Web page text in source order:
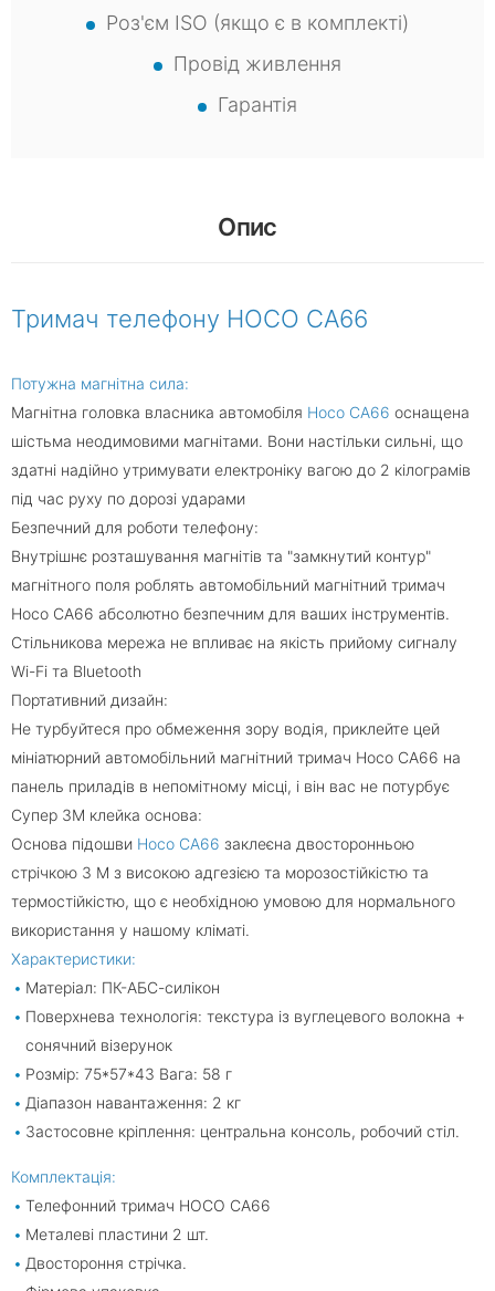
Роз'єм ISO (якщо є в комплекті)
Провід живлення
Гарантія
Опис
Тримач телефону HOCO CA66
Потужна магнітна сила:
Магнітна головка власника автомобіля Hoco CA66 оснащена
шістьма неодимовими магнітами. Вони настільки сильні, що
здатні надійно утримувати електроніку вагою до 2 кілограмів
під час руху по дорозі ударами
Безпечний для роботи телефону:
Внутрішнє розташування магнітів та "замкнутий контур"
магнітного поля роблять автомобільний магнітний тримач
Hoco CA66 абсолютно безпечним для ваших інструментів.
Стільникова мережа не впливає на якість прийому сигналу
Wi-Fi та Bluetooth
Портативний дизайн:
Не турбуйтеся про обмеження зору водія, приклейте цей
мініатюрний автомобільний магнітний тримач Hoco CA66 на
панель приладів в непомітному місці, і він вас не потурбує
Супер 3М клейка основа:
Основа підошви Hoco CA66 заклеєна двосторонньою
стрічкою 3 М з високою адгезією та морозостійкістю та
термостійкістю, що є необхідною умовою для нормального
використання у нашому кліматі.
Характеристики:
Матеріал: ПК-АБС-силікон
Поверхнева технологія: текстура із вуглецевого волокна +
сонячний візерунок
Розмір: 75*57*43 Вага: 58 г
Діапазон навантаження: 2 кг
Застосовне кріплення: центральна консоль, робочий стіл.
Комплектація:
Телефонний тримач HOCO CA66
Металеві пластини 2 шт.
Двостороння стрічка.